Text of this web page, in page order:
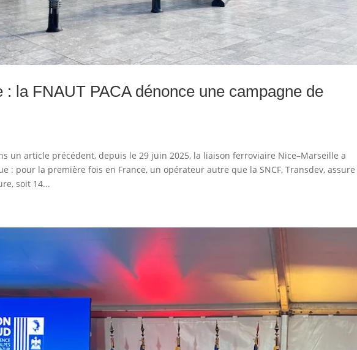
: la FNAUT PACA dénonce une campagne de
un article précédent, depuis le 29 juin 2025, la liaison ferroviaire Nice–Marseille a
: pour la première fois en France, un opérateur autre que la SNCF, Transdev,
soit 14...